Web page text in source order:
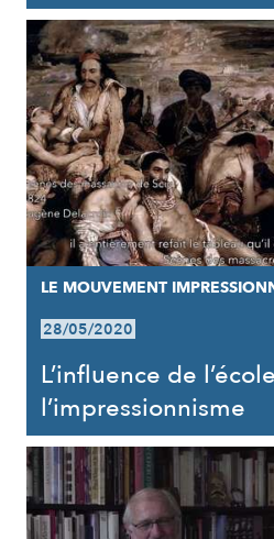
LE MOUVEMENT
28/05/2020
L’influence de
l’impressionnisme